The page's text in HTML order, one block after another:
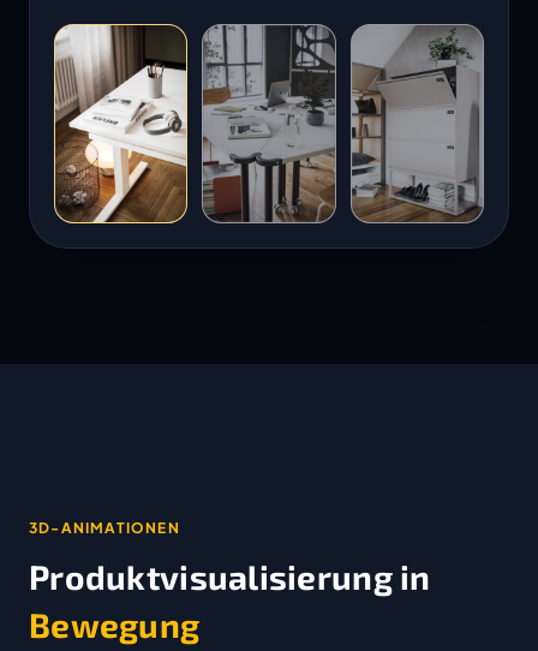
3D-ANIMATIONEN
Produktvisualisierung in
Bewegung